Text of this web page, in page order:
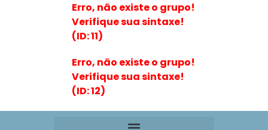
Erro, não existe o grupo!
Verifique sua sintaxe!
(ID: 11)
Erro, não existe o grupo!
Verifique sua sintaxe!
(ID: 12)